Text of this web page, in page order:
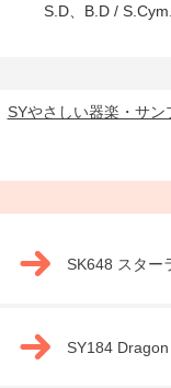
S.D、B.D /
SYやさしい器楽・サ
SK648 スター
SY184